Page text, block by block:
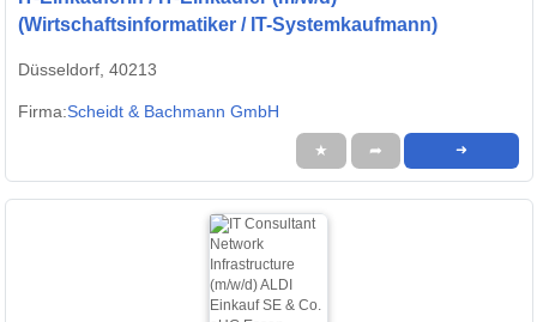
(Wirtschaftsinformatiker / IT-Systemkaufmann)
Düsseldorf, 40213
Firma:Scheidt & Bachmann GmbH
★ ➦ ➜